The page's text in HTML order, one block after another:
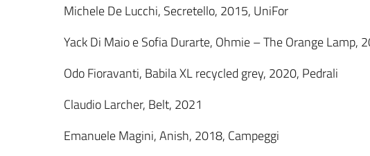
Michele De Lucchi, Secretello, 2015, UniFor
Yack Di Maio e Sofia Durarte, Ohmie – The Orange Lamp,
Odo Fioravanti, Babila XL recycled grey, 2020, Pedrali
Claudio Larcher, Belt, 2021
Emanuele Magini, Anish, 2018, Campeggi